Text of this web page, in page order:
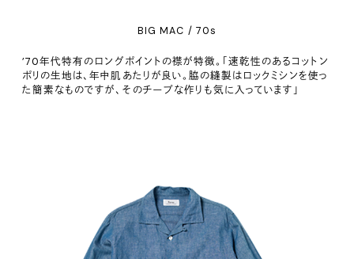
BIG MAC / 70s
’70年代特有のロングポイントの襟が特徴。「速乾性のあるコットン
ポリの生地は、年中肌あたりが良い。脇の縫製はロックミシンを使っ
た簡素なものですが、そのチープな作りも気に入っています」